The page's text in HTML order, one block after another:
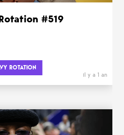
#519
ROTATION
il y a 1 an